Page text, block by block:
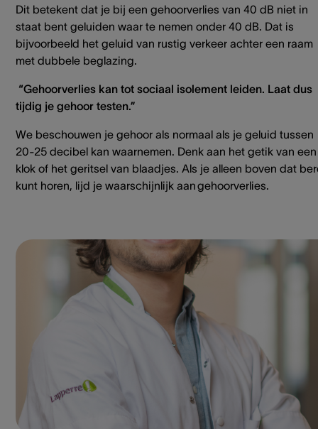
Dit betekent dat je bij een gehoorverlies van 40 dB niet in
staat bent geluiden waar te nemen onder 40 dB. Dat is
bijvoorbeeld het geluid van rustig verkeer achter een raam
met dubbele beglazing.
“Gehoorverlies kan tot sociaal isolement leiden. Laat dus
tijdig je gehoor testen.”
We beschouwen je gehoor als normaal als je geluid tussen
20-25 decibel kan waarnemen. Denk aan het getik van een
klok of het geritsel van blaadjes. Als je alleen boven dat
kunt horen, lijd je waarschijnlijk aan gehoorverlies.